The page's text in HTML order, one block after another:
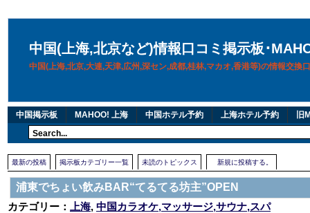
中国(上海,北京など)情報口コミ掲示板･
中国(上海,北京,大連,天津,広州,深セン,成都,桂林,マカオ,香港等)の情報交換
中国掲示板 MAHOO! 上海 中国ホテル予約 上海ホテル予約 旧
最新の投稿 掲示板カテゴリー一覧 未読のトピックス 新規に投稿する。
浦東でちょい飲みBAR“てるてる坊主”OPEN
カテゴリー：
上海, 中国カラオケ,マッサージ,サウナ,スパ